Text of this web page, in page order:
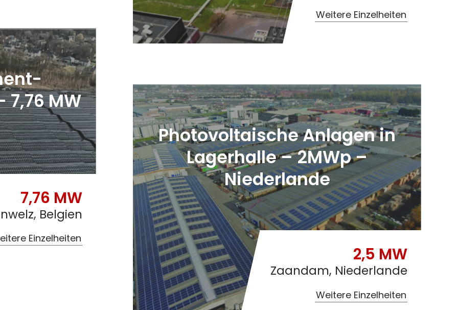
MW
7,76 MW
Belgien
Einzelheiten
Weitere Einzelheiten
Photovoltaische Anlagen in
Lagerhalle – 2MWp –
Niederlande
2,5 MW
Zaandam, Niederlande
Weitere Einzelheiten